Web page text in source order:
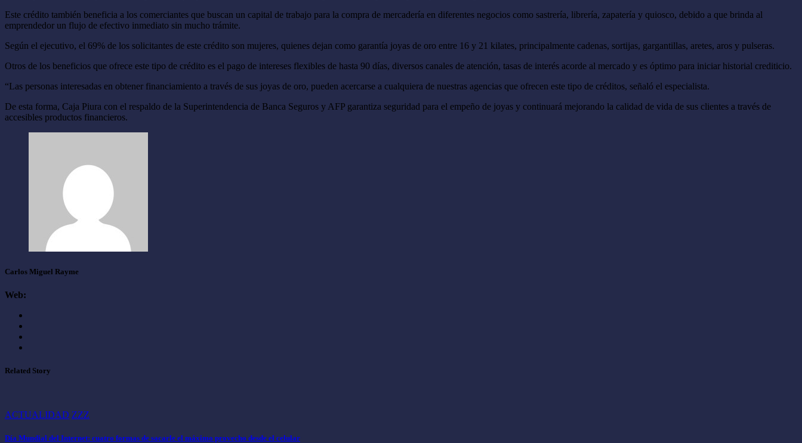
Este crédito también beneficia a los comerciantes que buscan un capital de trabajo para la compra de mercadería en diferentes negocios como sastrería, librería, zapatería y quiosco, debido a que brinda al
emprendedor un flujo de efectivo inmediato sin mucho trámite.
Según el ejecutivo, el 69% de los solicitantes de este crédito son mujeres, quienes dejan como garantía joyas de oro entre 16 y 21 kilates, principalmente cadenas, sortijas, gargantillas, aretes, aros y pulseras.
Otros de los beneficios que ofrece este tipo de crédito es el pago de intereses flexibles de hasta 90 días, diversos canales de atención, tasas de interés acorde al mercado y es óptimo para iniciar historial crediticio.
“Las personas interesadas en obtener financiamiento a través de sus joyas de oro, pueden acercarse a cualquiera de nuestras agencias que ofrecen este tipo de créditos, señaló el especialista.
De esta forma, Caja Piura con el respaldo de la Superintendencia de Banca Seguros y AFP garantiza seguridad para el empeño de joyas y continuará mejorando la calidad de vida de sus clientes a través de
accesibles productos financieros.
Carlos Miguel Rayme
Web:
Related Story
ACTUALIDAD ZZZ
Día Mundial del Internet: cuatro formas de sacarle el máximo provecho desde el celular